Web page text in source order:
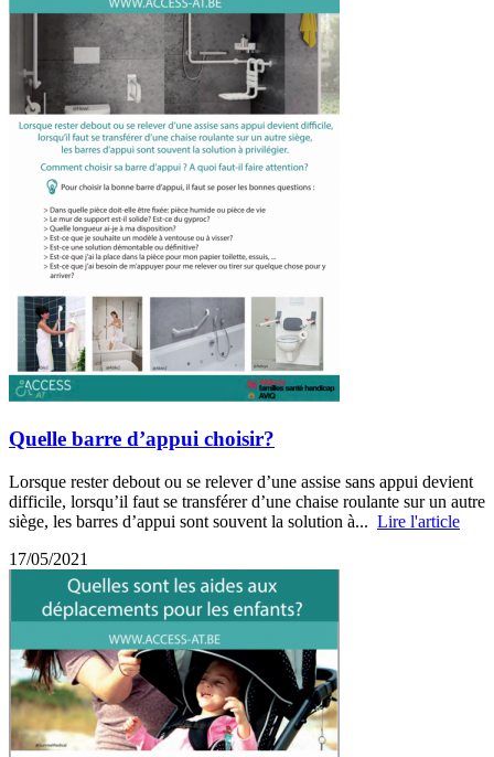
Quelle barre d’appui choisir?
Lorsque rester debout ou se relever d’une assise sans appui devient
difficile, lorsqu’il faut se transférer d’une chaise roulante sur un autre
siège, les barres d’appui sont souvent la solution à... Lire l'article
17/05/2021